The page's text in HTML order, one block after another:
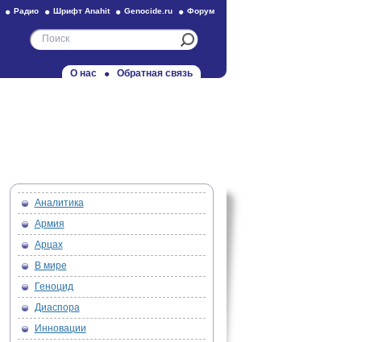
Радио Шрифт Anahit Genocide.ru Форум
О нас Обратная связь
Аналитика
Армия
Арцах
В мире
Геноцид
Диаспора
Инновации